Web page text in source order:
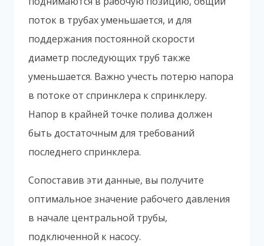
поток в трубах уменьшается, и для
поддержания постоянной скорости
диаметр последующих труб также
уменьшается. Важно учесть потерю напора
в потоке от спринклера к спринклеру.
Напор в крайней точке полива должен
быть достаточным для требований
последнего спринклера.
Сопоставив эти данные, вы получите
оптимальное значение рабочего давления
в начале центральной трубы,
подключенной к насосу.